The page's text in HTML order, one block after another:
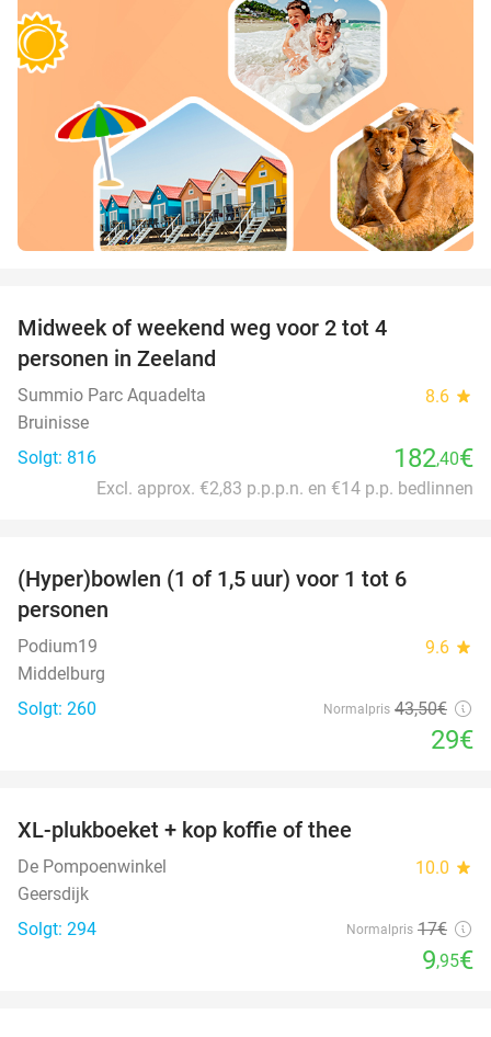
Midweek of weekend weg voor 2 tot 4
personen in Zeeland
Summio Parc Aquadelta 8.6 star
Bruinisse
Solgt: 816
182,40€
Excl. approx. €2,83 p.p.p.n. en €14 p.p. bedlinnen
(Hyper)bowlen (1 of 1,5 uur) voor 1 tot 6
personen
Podium19 9.6 star
Middelburg
Solgt: 260
Normalpris 43,50€
29€
XL-plukboeket + kop koffie of thee
De Pompoenwinkel 10.0 star
Geersdijk
Solgt: 294
Normalpris 17€
9,95€